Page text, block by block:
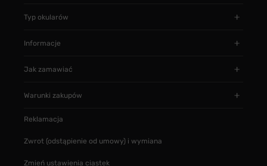
Typ okularów
Informacje
Jak zamawiać
Warunki zakupów
Reklamacja
Zwrot (odstąpienie od umowy) i wymiana
Zmień ustawienia ciastek